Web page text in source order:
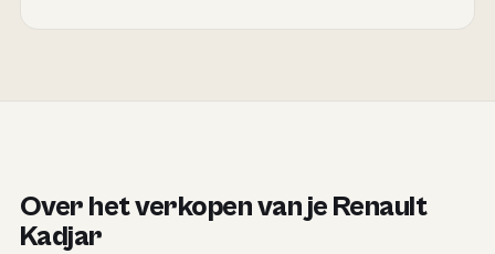
Over het verkopen van je Renault
Kadjar